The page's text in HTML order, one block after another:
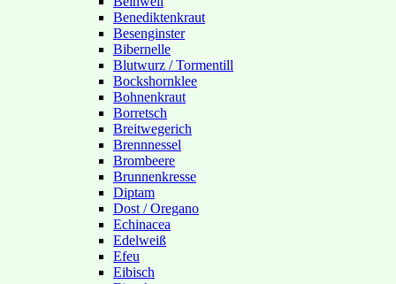
Benediktenkraut
Besenginster
Bibernelle
Blutwurz / Tormentill
Bockshornklee
Bohnenkraut
Borretsch
Breitwegerich
Brennnessel
Brombeere
Brunnenkresse
Diptam
Dost / Oregano
Echinacea
Edelweiß
Efeu
Eibisch